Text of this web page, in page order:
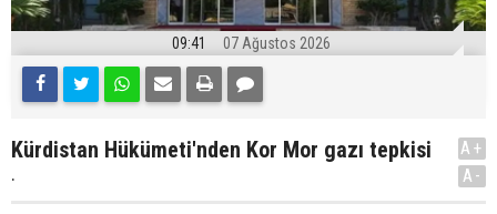
09:41 07 Ağustos 2026
Kürdistan Hükümeti'nden Kor Mor gazı tepkisi
.
A+
A-